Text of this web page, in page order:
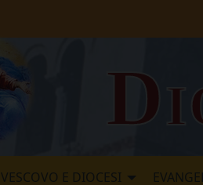
VESCOVO E DIOCESI